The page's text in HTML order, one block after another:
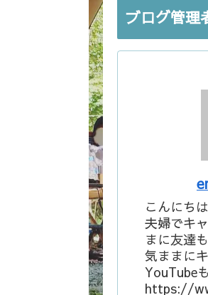
ブログ管理
こんにち
夫婦でキ
まに友達
気ままに
YouTube
https://